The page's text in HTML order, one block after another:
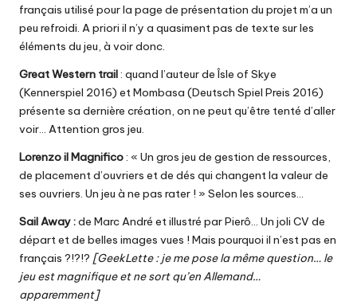
français utilisé pour la page de présentation du projet m’a un
peu refroidi. A priori il n’y a quasiment pas de texte sur les
éléments du jeu, à voir donc.
Great Western trail: quand l’auteur de Îsle of Skye
(Kennerspiel 2016) et Mombasa (Deutsch Spiel Preis 2016)
présente sa dernière création, on ne peut qu’être tenté d’aller
voir… Attention gros jeu.
Lorenzo il Magnifico: « Un gros jeu de gestion de ressources,
de placement d’ouvriers et de dés qui changent la valeur de
ses ouvriers. Un jeu à ne pas rater ! » Selon les sources…
Sail Away:de Marc André et illustré par Pierô… Un joli CV de
départ et de belles images vues ! Mais pourquoi il n’est pas en
français ?!?!? [GeekLette : je me pose la même question… le
jeu est magnifique et ne sort qu’en Allemand…
apparemment]